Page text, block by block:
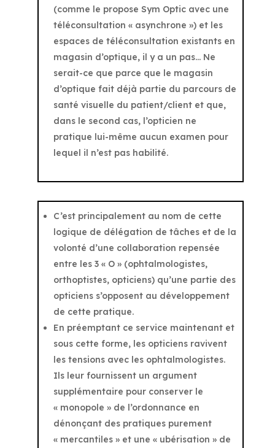
(comme le propose Sym Optic avec une
téléconsultation « asynchrone ») et les
espaces de téléconsultation existants en
magasin d’optique, il y a un pas… Ne
serait-ce que parce que le magasin
d’optique fait déjà partie du parcours de
santé visuelle du patient/client et que,
dans le second cas, l’opticien ne
pratique lui-même aucun examen pour
lequel il n’est pas habilité.
C’est principalement au nom de cette
logique de délégation de tâches et de la
volonté d’une collaboration repensée
entre les 3 « O » (ophtalmologistes,
orthoptistes, opticiens) qu’une partie des
opticiens s’opposent au développement
de cette pratique.
En préemptant ce service maintenant et
sous cette forme, les opticiens ravivent
les tensions avec les ophtalmologistes.
Ils leur fournissent un argument
supplémentaire pour conserver le
« monopole » de l’ordonnance en
dénonçant des pratiques purement
« mercantiles » et une « ubérisation » de